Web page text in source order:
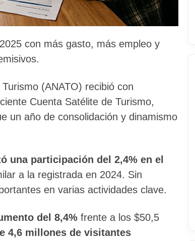
con más gasto, más empleo y
(ANATO) recibió con
Cuenta Satélite de Turismo,
un año de consolidación y dinamismo
una participación del 2,4% en el
a la registrada en 2024. Sin
en varias actividades clave.
del 8,4% frente a los $50,5
4,6 millones de visitantes